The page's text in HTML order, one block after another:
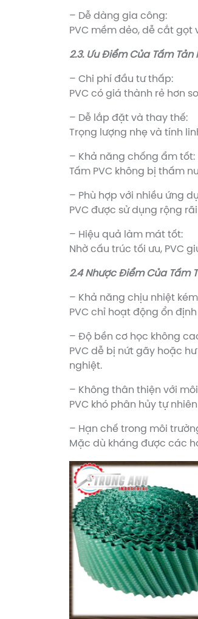
– Dễ dàng gia công:
PVC mềm dẻo, dễ cắt
2.3. Ưu Điểm Của Tấm Tản
– Chi phí đầu tư thấp:
PVC có giá thành rẻ hơn
– Dễ lắp đặt và thay thế:
Trọng lượng nhẹ và tính
– Khả năng chống ẩm tốt:
Tấm PVC không bị thấm
– Phù hợp với nhiều ứng
PVC được sử dụng rộng
– Hiệu quả làm mát tốt:
Nhờ cấu trúc tối ưu, PVC
2.4 Nhược Điểm Của Tấm
– Khả năng chịu nhiệt
PVC chỉ hoạt động ổn
– Độ bền cơ học không
PVC dễ bị nứt gãy hoặc
nghiệt.
– Không thân thiện với
PVC khó phân hủy tự
– Hạn chế trong môi
Mặc dù kháng được các